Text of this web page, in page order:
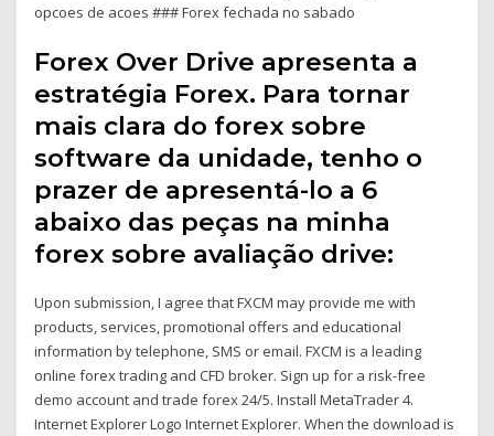
opcoes de acoes ### Forex fechada no sabado
Forex Over Drive apresenta a
estratégia Forex. Para tornar
mais clara do forex sobre
software da unidade, tenho o
prazer de apresentá-lo a 6
abaixo das peças na minha
forex sobre avaliação drive:
Upon submission, I agree that FXCM may provide me with
products, services, promotional offers and educational
information by telephone, SMS or email. FXCM is a leading
online forex trading and CFD broker. Sign up for a risk-free
demo account and trade forex 24/5. Install MetaTrader 4.
Internet Explorer Logo Internet Explorer. When the download is